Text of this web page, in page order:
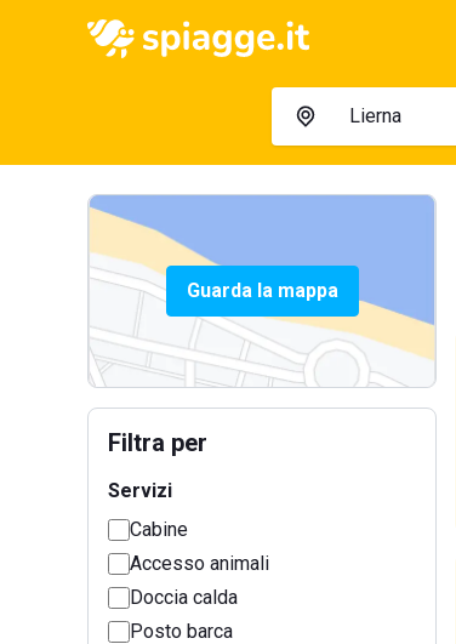
Guarda la mappa
Filtra per
Servizi
Cabine
Accesso animali
Doccia calda
Posto barca